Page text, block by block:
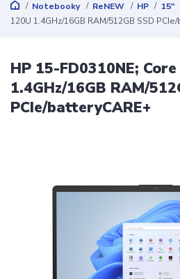
Notebooky ReNEW HP 15"
120U 1.4GHz/16GB RAM/512GB SSD
HP 15-FD0310NE;
1.4GHz/16GB RAM/
PCIe/batteryCARE+